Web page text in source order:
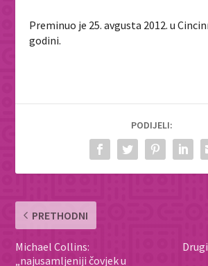
Preminuo je 25. avgusta 2012. u
godini.
PODIJELI:
PRETHODNI
Michael Collins:
„najusamljeniji čovjek u